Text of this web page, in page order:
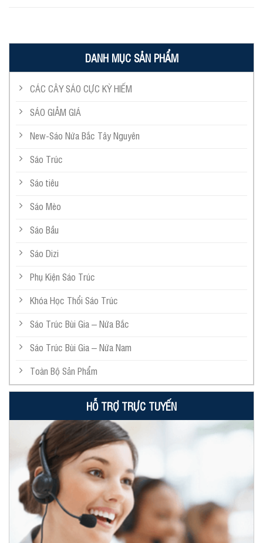
DANH MỤC SẢN PHẨM
CÁC CÂY SÁO CỰC KỲ HIẾM
SÁO GIẢM GIÁ
New-Sáo Nứa Bắc Tây Nguyên
Sáo Trúc
Sáo tiêu
Sáo Mèo
Sáo Bầu
Sáo Dizi
Phụ Kiện Sáo Trúc
Khóa Học Thổi Sáo Trúc
Sáo Trúc Bùi Gia – Nứa Bắc
Sáo Trúc Bùi Gia – Nứa Nam
Toàn Bộ Sản Phẩm
HỖ TRỢ TRỰC TUYẾN